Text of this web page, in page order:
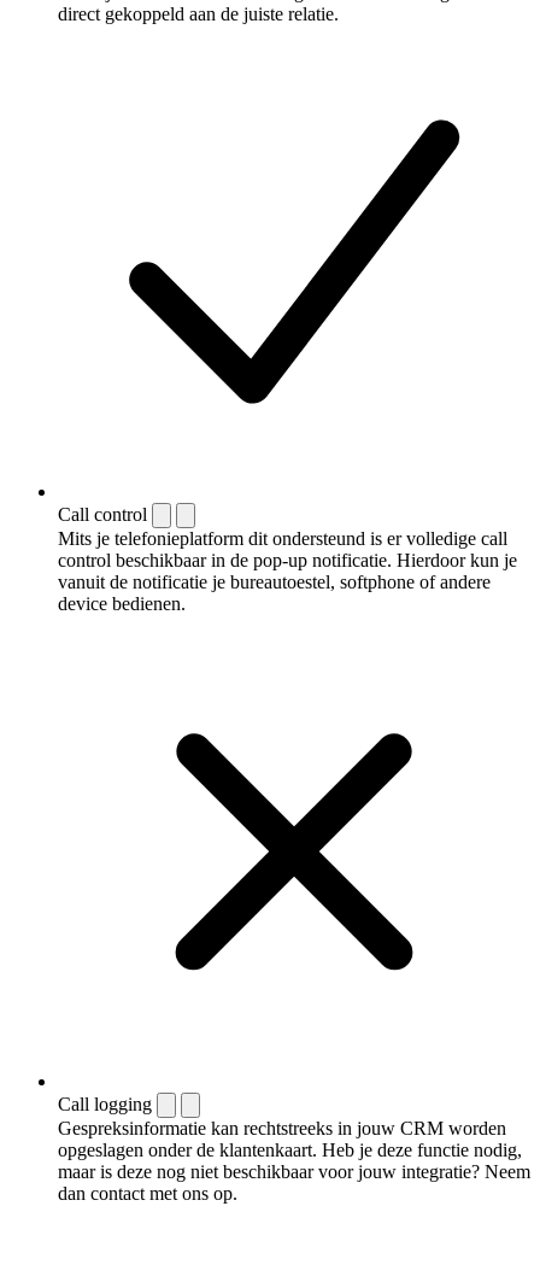
direct gekoppeld aan de juiste relatie.
Call control
Mits je telefonieplatform dit ondersteund is er volledige call
control beschikbaar in de pop-up notificatie. Hierdoor kun je
vanuit de notificatie je bureautoestel, softphone of andere
device bedienen.
Call logging
Gespreksinformatie kan rechtstreeks in jouw CRM worden
opgeslagen onder de klantenkaart. Heb je deze functie nodig,
maar is deze nog niet beschikbaar voor jouw integratie? Neem
dan contact met ons op.